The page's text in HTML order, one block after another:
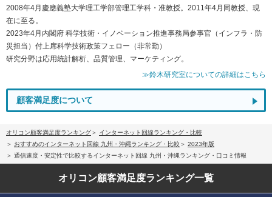
2008年4月慶應義塾大学理工学部管理工学科・准教授。2011年4月同教授、現
在に至る。
2023年4月内閣府 科学技術・イノベーション推進事務局参事官（インフラ・防
災担当）付上席科学技術政策フェロー（非常勤）
研究分野は応用統計解析、品質管理、マーケティング。
≫鈴木研究室についての詳細はこちら
顧客満足度について
オリコン顧客満足度ランキング
インターネット回線ランキング・比較
おすすめのインターネット回線 九州・沖縄ランキング・比較
2023年版
通信速度・安定性で比較するインターネット回線 九州・沖縄ランキング・口コミ情報
オリコン顧客満足度ランキング一覧